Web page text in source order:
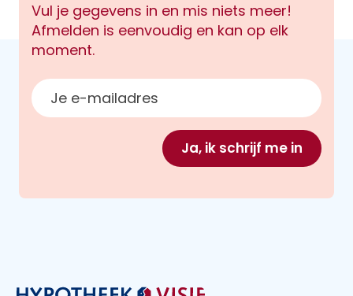
Vul je gegevens in en mis niets meer!
Afmelden is eenvoudig en kan op elk
moment.
E-mailadres
Ja, ik schrijf me in